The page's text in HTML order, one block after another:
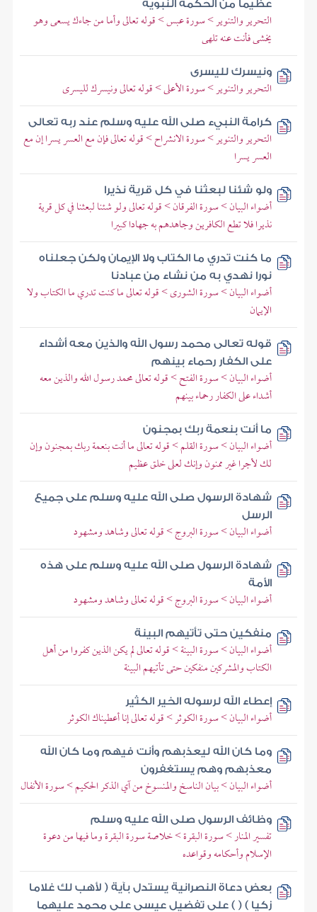
عظيما من الحكمة النبوية
التحرير والتنوير > سورة عبس > قوله تعالى وأما من جاءك يسعى وهو
يخشى فأنت عنه تلهى
ونيسرك لليسرى
التحرير والتنوير > سورة الأعلى > قوله تعالى ونيسرك لليسرى
كرامة النبيء صلى الله عليه وسلم عند ربه تعالى
التحرير والتنوير > سورة الانشراح > قوله تعالى فإن مع العسر يسرا إن مع
العسر يسرا
ولو شئنا لبعثنا في كل قرية نذيرا
أضواء البيان > سورة الفرقان > قوله تعالى ولو شئنا لبعثنا في كل قرية
نذيرا فلا تطع الكافرين وجاهدهم به جهادا كبيرا
ما كنت تدري ما الكتاب ولا الإيمان ولكن جعلناه
نورا نهدي به من نشاء من عبادنا
أضواء البيان > سورة الشورى > قوله تعالى ما كنت تدري ما الكتاب ولا
الإيمان
قوله تعالى محمد رسول الله والذين معه أشداء
على الكفار رحماء بينهم
أضواء البيان > سورة الفتح > قوله تعالى محمد رسول الله والذين معه
أشداء على الكفار رحماء بينهم
ما أنت بنعمة ربك بمجنون
أضواء البيان > سورة القلم > قوله تعالى ما أنت بنعمة ربك بمجنون وإن
لك لأجرا غير ممنون وإنك لعلى خلق عظيم
شهادة الرسول صلى الله عليه وسلم على جميع
الرسل
أضواء البيان > سورة البروج > قوله تعالى وشاهد ومشهود
شهادة الرسول صلى الله عليه وسلم على هذه
الأمة
أضواء البيان > سورة البروج > قوله تعالى وشاهد ومشهود
منفكين حتى تأتيهم البينة
أضواء البيان > سورة البينة > قوله تعالى لم يكن الذين كفروا من أهل
الكتاب والمشركين منفكين حتى تأتيهم البينة
إعطاء الله لرسوله الخير الكثير
أضواء البيان > سورة الكوثر > قوله تعالى إنا أعطيناك الكوثر
وما كان الله ليعذبهم وأنت فيهم وما كان الله
معذبهم وهم يستغفرون
أضواء البيان > بيان الناسخ والمنسوخ من آي الذكر الحكيم > سورة الأنفال
وظائف الرسول صلى الله عليه وسلم
تفسير المنار > سورة البقرة > خلاصة سورة البقرة وما فيها من دعوة
الإسلام وأحكامه وقواعده
بعض دعاة النصرانية يستدل بآية ( لأهب لك غلاما
زكيا ) ( ) على تفضيل عيسى على محمد عليهما